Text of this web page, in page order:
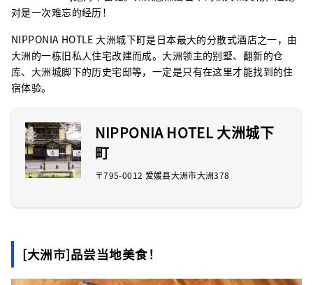
对是一次难忘的经历！
NIPPONIA HOTLE 大洲城下町是日本最大的分散式酒店之一，由
大洲的一栋旧私人住宅改建而成。大洲领主的别墅、翻新的仓
库、大洲城脚下的历史宅邸等，一定是只有在这里才能找到的住
宿体验。
NIPPONIA HOTEL 大洲城下
町
〒795-0012 爱媛县大洲市大洲378
[大洲市]品尝当地美食！